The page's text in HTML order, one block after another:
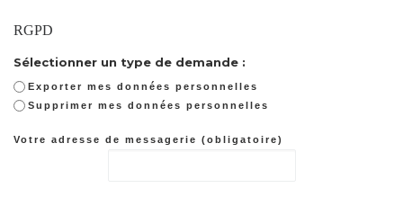
RGPD
Sélectionner un type de demande :
Exporter mes données personnelles
Supprimer mes données personnelles
Votre adresse de messagerie (obligatoire)